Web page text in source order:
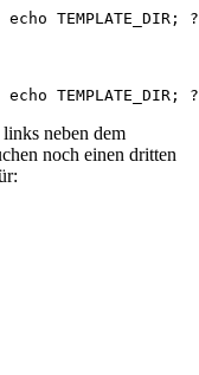
neben dem
noch einen dritten